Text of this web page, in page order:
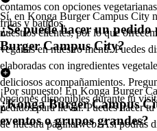
contamos con opciones
fritas y batidos.
Sí, en Konga Burger Campus City
nuestros clientes, por lo que
veganas en nuestro menú. Puedes
elaboradas con ingredientes
deliciosos acompañamientos.
opciones disponibles durante tu
¿Se puede hacer un
Burger Campus City?
¡Por supuesto! En Konga Burger
pedidos para llevar. Puedes hacer
de nuestra página web. Así podrás
¿Konga Burger Campus
eventos o grupos grandes?